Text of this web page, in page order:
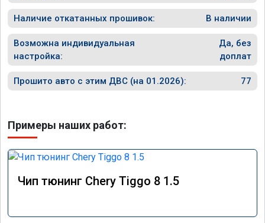
Наличие откатанных прошивок: В наличии
Возможна индивидуальная
настройка:
Да, без
доплат
Прошито авто с этим ДВС (на 01.2026): 77
Примеры наших работ:
Чип тюнинг Chery Tiggo 8 1.5